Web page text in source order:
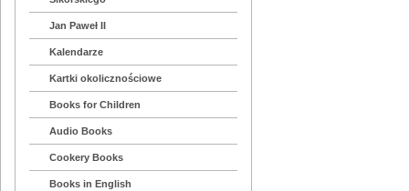
Jan Paweł II
Kalendarze
Kartki okolicznościowe
Books for Children
Audio Books
Cookery Books
Books in English